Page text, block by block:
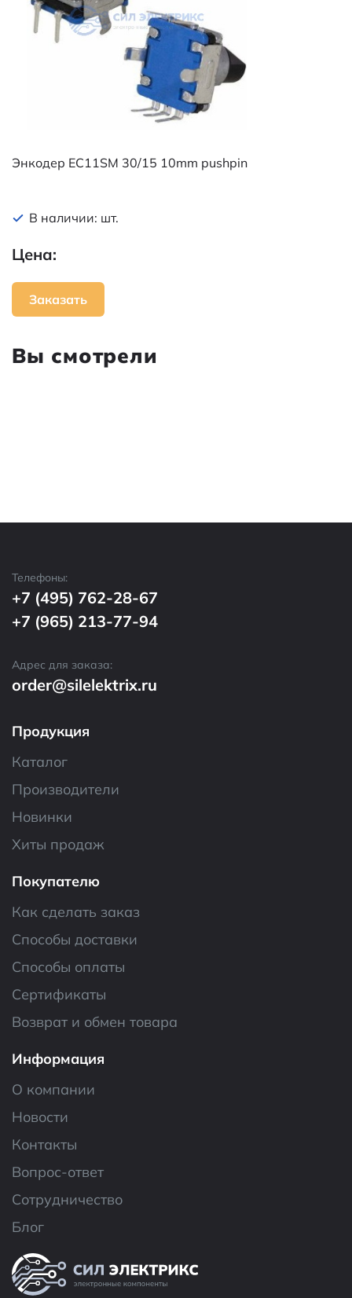
Энкодер EC11SM 30/15 10mm pushpin
В наличии: шт.
Цена:
Заказать
Вы смотрели
Телефоны:
+7 (495) 762-28-67
+7 (965) 213-77-94
Адрес для заказа:
order@silelektrix.ru
Продукция
Каталог
Производители
Новинки
Хиты продаж
Покупателю
Как сделать заказ
Способы доставки
Способы оплаты
Сертификаты
Возврат и обмен товара
Информация
О компании
Новости
Контакты
Вопрос-ответ
Сотрудничество
Блог